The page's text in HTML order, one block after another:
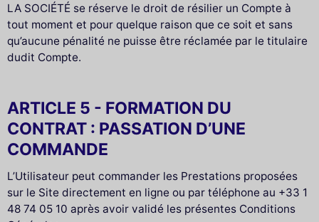
LA SOCIÉTÉ se réserve le droit de résilier un Compte à
tout moment et pour quelque raison que ce soit et sans
qu’aucune pénalité ne puisse être réclamée par le titulaire
dudit Compte.
ARTICLE 5 - FORMATION DU
CONTRAT : PASSATION D’UNE
COMMANDE
L’Utilisateur peut commander les Prestations proposées
sur le Site directement en ligne ou par téléphone au +33 1
48 74 05 10 après avoir validé les présentes Conditions